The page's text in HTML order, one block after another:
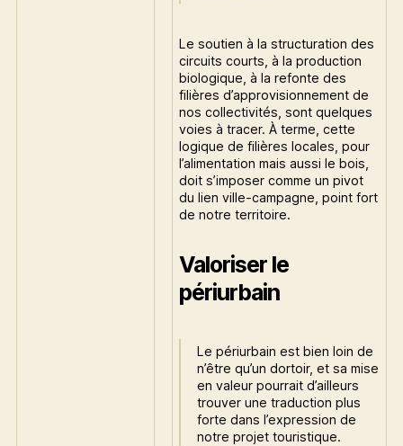
Le soutien à la structuration des
circuits courts, à la production
biologique, à la refonte des
filières d’approvisionnement de
nos collectivités, sont quelques
voies à tracer. À terme, cette
logique de filières locales, pour
l’alimentation mais aussi le bois,
doit s’imposer comme un pivot
du lien ville-campagne, point fort
de notre territoire.
Valoriser le
périurbain
Le périurbain est bien loin de
n’être qu’un dortoir, et sa mise
en valeur pourrait d’ailleurs
trouver une traduction plus
forte dans l’expression de
notre projet touristique.